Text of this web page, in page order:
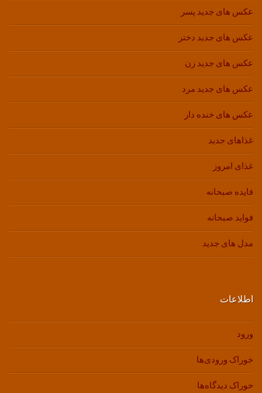
عکس های جدید پسر
عکس های جدید دختر
عکس های جدید زن
عکس های جدید مرد
عکس های خنده دار
غذاهای جدید
غذای امروز
فایده صبحانه
فواید صبحانه
مدل های جدید
اطلاعات
ورود
خوراک ورودی‌ها
خوراک دیدگاه‌ها